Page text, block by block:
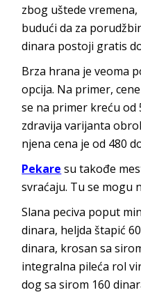
zbog uštede
budući da za
dinara postoji gratis
Brza hrana je veoma
opcija. Na primer,
se na primer kreću od
zdravija varijanta
njena cena je od 480
Pekare su takođe
svraćaju. Tu se mogu
Slana peciva poput
dinara, heljda štapić
dinara, krosan sa
integralna pileća rol
dog sa sirom 160